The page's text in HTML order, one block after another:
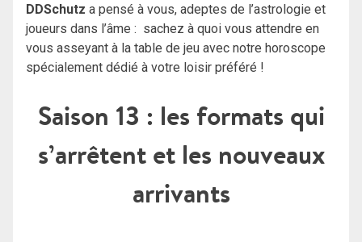
DDSchutz a pensé à vous, adeptes de l’astrologie et
joueurs dans l’âme : sachez à quoi vous attendre en
vous asseyant à la table de jeu avec notre horoscope
spécialement dédié à votre loisir préféré !
Saison 13 : les formats qui
s’arrêtent et les nouveaux
arrivants